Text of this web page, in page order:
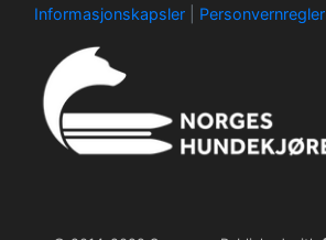
Informasjonskapsler Personvernregler